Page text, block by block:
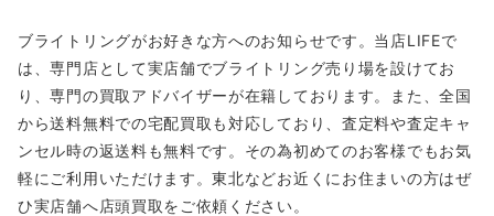
ブライトリングがお好きな方へのお知らせです。当店LIFEで
は、専門店として実店舗でブライトリング売り場を設けてお
り、専門の買取アドバイザーが在籍しております。また、全国
から送料無料での宅配買取も対応しており、査定料や査定キャ
ンセル時の返送料も無料です。その為初めてのお客様でもお気
軽にご利用いただけます。東北などお近くにお住まいの方はぜ
ひ実店舗へ店頭買取をご依頼ください。